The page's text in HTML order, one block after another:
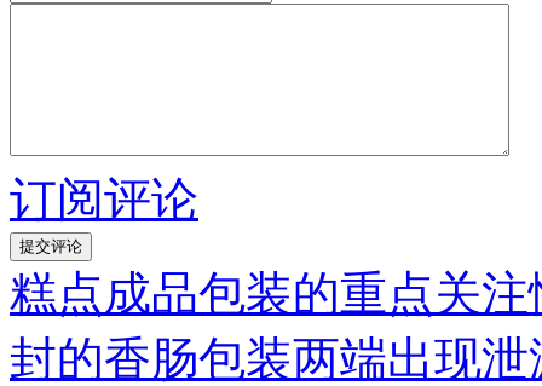
订阅评论
糕点成品包装的重点关
封的香肠包装两端出现